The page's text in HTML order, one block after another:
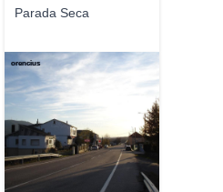
Parada Seca
orencius